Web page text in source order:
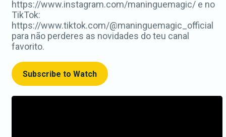
https://www.instagram.com/maninguemagic/ e no
TikTok:
https://www.tiktok.com/@maninguemagic_official
para não perderes as novidades do teu canal
favorito.
Subscribe to Watch